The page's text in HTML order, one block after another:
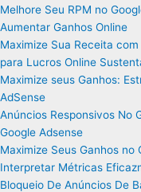
Melhore Seu RPM no
Aumentar Ganhos Online
Maximize Sua Receita
para Lucros Online
Maximize seus Ganhos:
AdSense
Anúncios Responsivos No
Google Adsense
Maximize Seus Ganhos no
Interpretar Métricas
Bloqueio De Anúncios De